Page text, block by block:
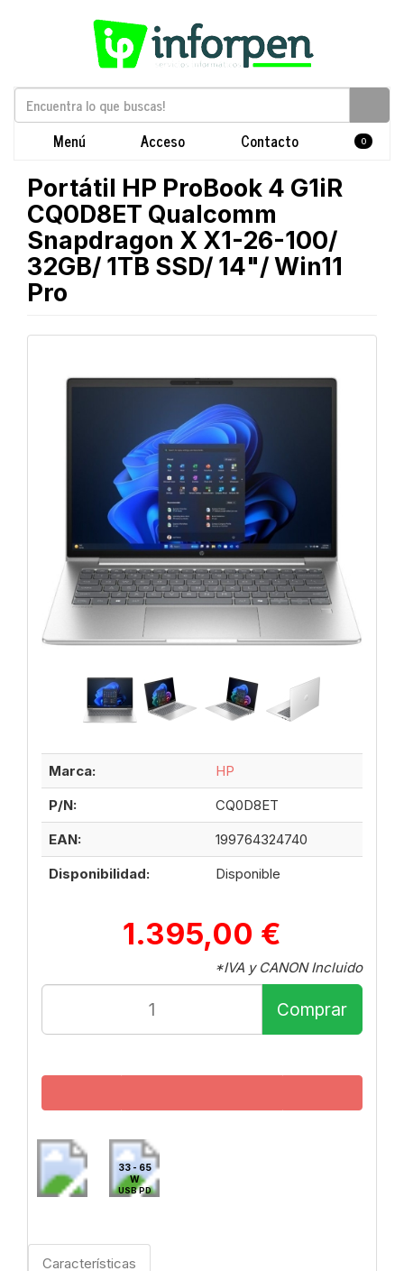
Menú Acceso Contacto 0
Portátil HP ProBook 4 G1iR
CQ0D8ET Qualcomm
Snapdragon X X1-26-100/
32GB/ 1TB SSD/ 14"/ Win11
Pro
Marca:
HP
P/N:
CQ0D8ET
EAN:
199764324740
Disponibilidad:
Disponible
1.395,00 €
*IVA y CANON Incluido
Comprar
33 - 65
W
USB PD
Características